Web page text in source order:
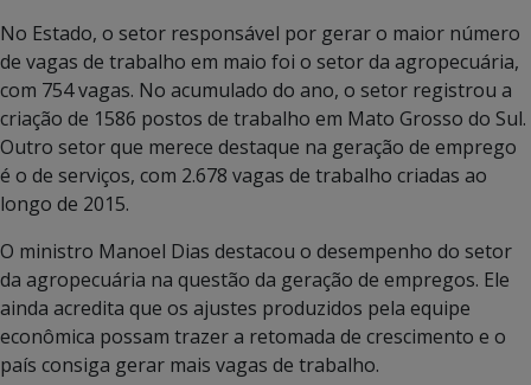
No Estado, o setor responsável por gerar o maior número
de vagas de trabalho em maio foi o setor da agropecuária,
com 754 vagas. No acumulado do ano, o setor registrou a
criação de 1586 postos de trabalho em Mato Grosso do Sul.
Outro setor que merece destaque na geração de emprego
é o de serviços, com 2.678 vagas de trabalho criadas ao
longo de 2015.
O ministro Manoel Dias destacou o desempenho do setor
da agropecuária na questão da geração de empregos. Ele
ainda acredita que os ajustes produzidos pela equipe
econômica possam trazer a retomada de crescimento e o
país consiga gerar mais vagas de trabalho.